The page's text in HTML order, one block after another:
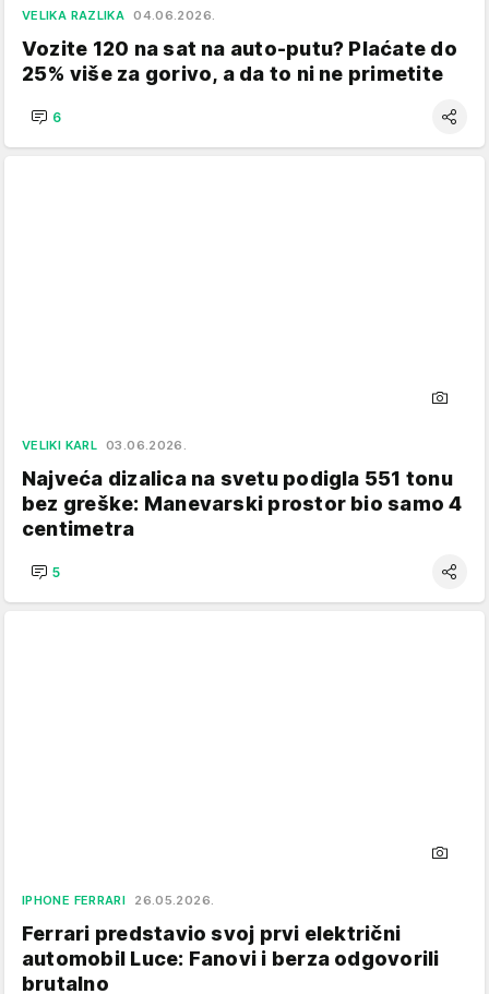
VELIKA RAZLIKA 04.06.2026.
Vozite 120 na sat na auto-putu? Plaćate do
25% više za gorivo, a da to ni ne primetite
6
VELIKI KARL 03.06.2026.
Najveća dizalica na svetu podigla 551 tonu
bez greške: Manevarski prostor bio samo 4
centimetra
5
IPHONE FERRARI 26.05.2026.
Ferrari predstavio svoj prvi električni
automobil Luce: Fanovi i berza odgovorili
brutalno